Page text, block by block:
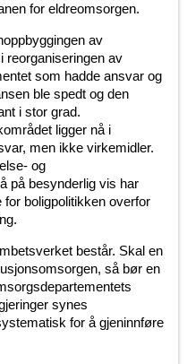
for eldreomsorgen.
av
reorganiseringen av
som hadde ansvar og
ble spedt og den
i stor grad.
ligger nå i
men ikke virkemidler.
og
på besynderlig vis har
boligpolitikken overfor
består. Skal en
så bør en
synes
for å gjeninnføre